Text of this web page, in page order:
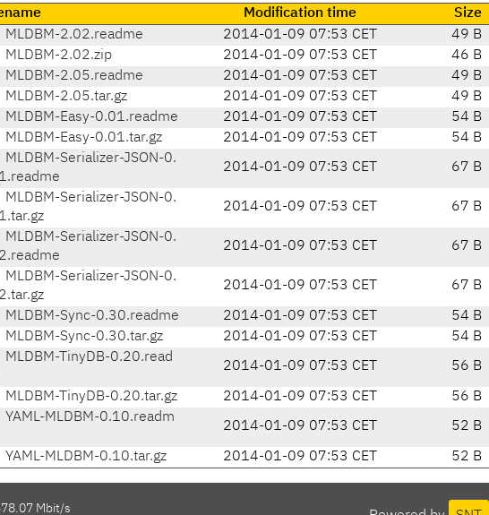
Modification time
Size
MLDBM-2.02.readme
2014-01-09 07:53 CET
49 B
MLDBM-2.02.zip
2014-01-09 07:53 CET
46 B
MLDBM-2.05.readme
2014-01-09 07:53 CET
49 B
MLDBM-2.05.tar.gz
2014-01-09 07:53 CET
49 B
MLDBM-Easy-0.01.readme
2014-01-09 07:53 CET
54 B
MLDBM-Easy-0.01.tar.gz
2014-01-09 07:53 CET
54 B
MLDBM-Serializer-JSON-0.
2014-01-09 07:53 CET 67 B
MLDBM-Serializer-JSON-0.
2014-01-09 07:53 CET 67 B
MLDBM-Serializer-JSON-0.
2014-01-09 07:53 CET 67 B
MLDBM-Serializer-JSON-0.
2014-01-09 07:53 CET 67 B
MLDBM-Sync-0.30.readme 2014-01-09 07:53 CET
54 B
MLDBM-Sync-0.30.tar.gz
2014-01-09 07:53 CET
54 B
MLDBM-TinyDB-0.20.read
2014-01-09 07:53 CET 56 B
MLDBM-TinyDB-0.20.tar.gz 2014-01-09 07:53 CET
56 B
YAML-MLDBM-0.10.readm
2014-01-09 07:53 CET 52 B
YAML-MLDBM-0.10.tar.gz 2014-01-09 07:53 CET 52 B
Mbit/s